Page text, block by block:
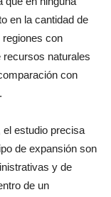
en la cantidad de
con
naturales
con
estudio precisa
de expansión son
y de
de un